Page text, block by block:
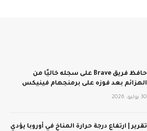
حافظ فريق Brave على سجله خاليًا من
الهزائم بعد فوزه على برمنجهام فينيكس
30 يوليو، 2026
تقرير | ارتفاع درجة حرارة المناخ في أوروبا يؤدي